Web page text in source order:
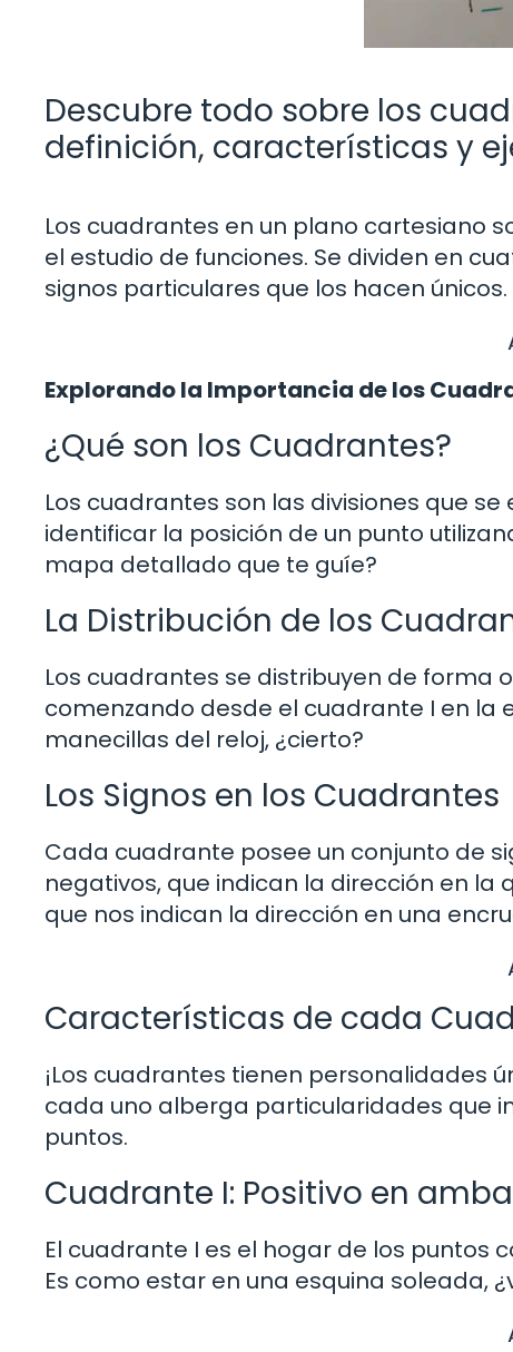
Descubre todo sobre los
definición, características y
Los cuadrantes en un plano cartesiano
el estudio de funciones. Se dividen en
signos particulares que los hacen únicos.
Explorando la Importancia de los
¿Qué son los Cuadrantes?
Los cuadrantes son las divisiones que
identificar la posición de un punto
mapa detallado que te guíe?
La Distribución de los
Los cuadrantes se distribuyen de
comenzando desde el cuadrante I en la
manecillas del reloj, ¿cierto?
Los Signos en los Cuadrantes
Cada cuadrante posee un conjunto de
negativos, que indican la dirección en la
que nos indican la dirección en una
Características de cada
¡Los cuadrantes tienen personalidades
cada uno alberga particularidades que
puntos.
Cuadrante I: Positivo en
El cuadrante I es el hogar de los puntos
Es como estar en una esquina soleada,